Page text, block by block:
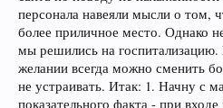
персонала навеяли мысли о том,
более приличное место. Однако
мы решились на госпитализацию.
желании всегда можно сменить
не устраивать. Итак: 1. Начну с
показательного факта - при